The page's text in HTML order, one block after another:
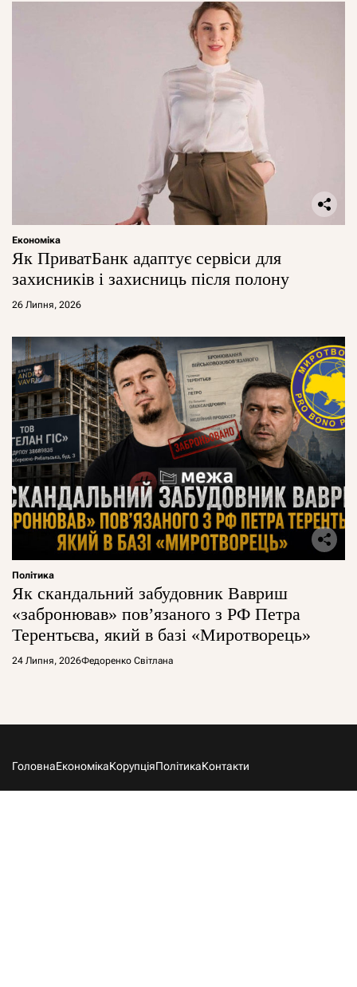
Економіка
Як ПриватБанк адаптує сервіси для
захисників і захисниць після полону
26 Липня, 2026
Політика
Як скандальний забудовник Вавриш
«забронював» повʼязаного з РФ Петра
Терентьєва, який в базі «Миротворець»
24 Липня, 2026Федоренко Світлана
ГоловнаЕкономікаКорупціяПолітикаКонтакти